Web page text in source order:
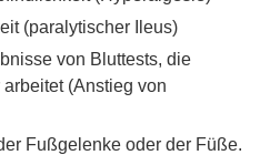
(paralytischer Ileus)
von Bluttests, die
(Anstieg von
Fußgelenke oder der Füße.